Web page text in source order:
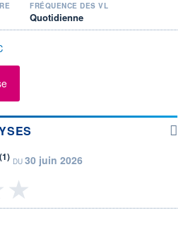
FRÉQUENCE DES VL
Quotidienne
(1) DU 30 juin 2026